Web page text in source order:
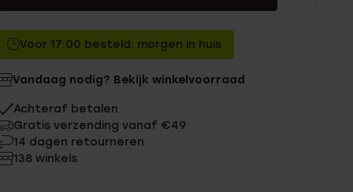
Voor 17:00 besteld, morgen in huis
Vandaag nodig? Bekijk winkelvoorraad
Achteraf betalen
Gratis verzending vanaf €49
14 dagen retourneren
138 winkels